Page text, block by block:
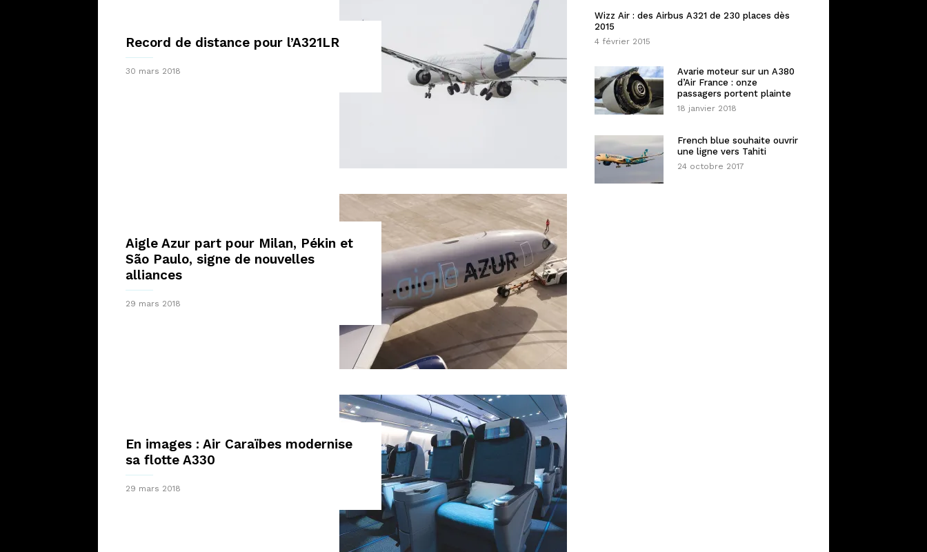
Record de distance pour l’A321LR
30 mars 2018
Aigle Azur part pour Milan, Pékin et
São Paulo, signe de nouvelles
alliances
29 mars 2018
En images : Air Caraïbes modernise
sa flotte A330
29 mars 2018
Wizz Air : des Airbus A321 de 230 places dès
2015
4 février 2015
Avarie moteur sur un A380
d’Air France : onze
passagers portent plainte
18 janvier 2018
French blue souhaite ouvrir
une ligne vers Tahiti
24 octobre 2017